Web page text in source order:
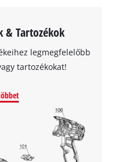
betöltéséhez
az Ön jóváhagyására!
permitted to load due
not disclosed to the
& Tartozékok
legmegfelelőbb
tartozékokat!